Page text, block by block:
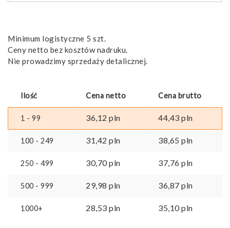
Minimum logistyczne 5 szt.
Ceny netto bez kosztów nadruku.
Nie prowadzimy sprzedaży detalicznej.
Ilość Cena netto Cena brutto
1 - 99 36,12 pln 44,43 pln
100 - 249 31,42 pln 38,65 pln
250 - 499 30,70pln 37,76 pln
500 - 999 29,98 pln 36,87 pln
1000+ 28,53 pln 35,10pln